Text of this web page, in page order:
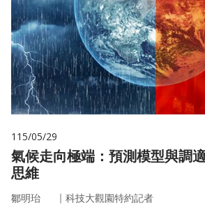
115/05/29
氣候走向極端：預測模型與調
思維
鄒明珆 ｜ 科技大觀園特約記者